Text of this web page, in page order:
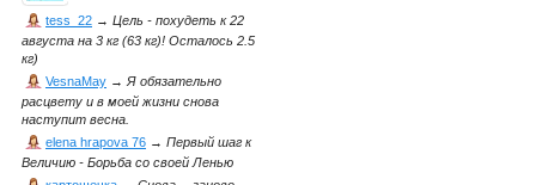
tess_22 → Цель - похудеть к 22
августа на 3 кг (63 кг)! Осталось 2.5
кг)
VesnaMay →Я обязательно
расцвету и в моей жизни снова
наступит весна.
elena hrapova 76 → Первый шаг к
Величию - Борьба со своей Ленью